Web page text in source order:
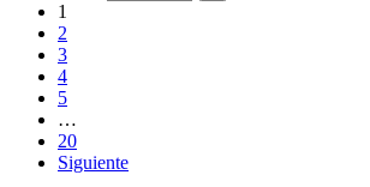
1
2
3
4
5
…
20
Siguiente